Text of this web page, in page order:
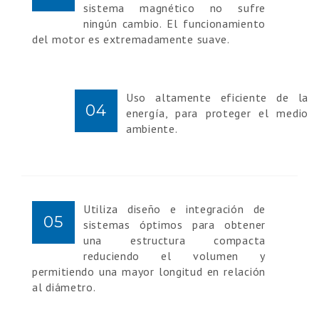
sistema magnético no sufre
ningún cambio. El funcionamiento
del motor es extremadamente suave.
04
Uso altamente eficiente de la
energía, para proteger el medio
ambiente.
05
Utiliza diseño e integración de
sistemas óptimos para obtener
una estructura compacta
reduciendo el volumen y
permitiendo una mayor longitud en relación
al diámetro.